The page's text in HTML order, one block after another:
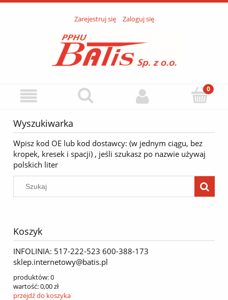
Zarejestruj się Zaloguj się
Wyszukiwarka
Wpisz kod OE lub kod dostawcy: (w jednym ciągu, bez
kropek, kresek i spacji) , jeśli szukasz po nazwie używaj
polskich liter
Koszyk
INFOLINIA: 517-222-523 600-388-173
sklep.internetowy@batis.pl
produktów:0
wartość:0,00 zł
przejdź do koszyka